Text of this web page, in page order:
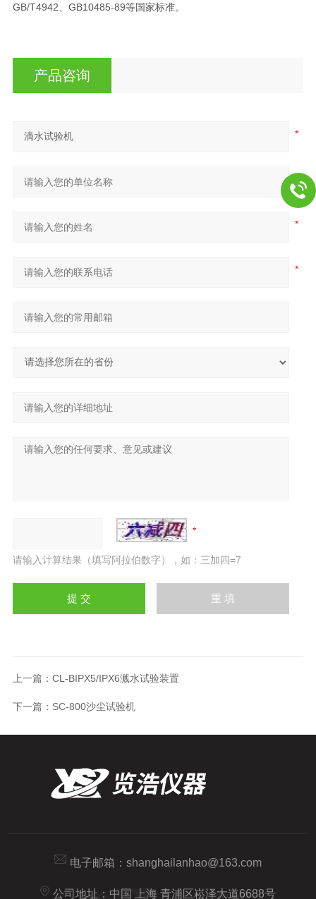
GB/T4942、GB10485-89等国家标准。
产品咨询
请输入计算结果（填写阿拉伯数字），如：三加四=7
上一篇： CL-BIPX5/IPX6溅水试验装置
下一篇： SC-800沙尘试验机
电子邮箱： shanghailanhao@163.com
公司地址：中国 上海 青浦区崧泽大道6688号